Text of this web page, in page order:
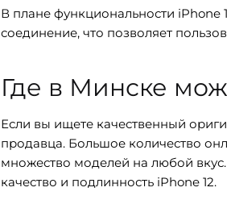
В плане функциональности iPhone
соединение, что позволяет
Где в Минске
Если вы ищете качественный
продавца. Большое количество
множество моделей на любой
качество и подлинность iPhone 12.